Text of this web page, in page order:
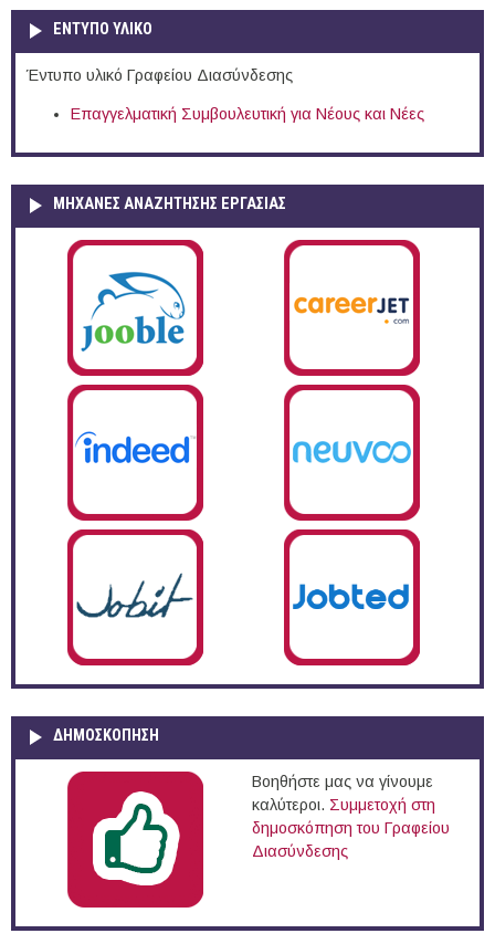
ΕΝΤΥΠΟ ΥΛΙΚΟ
Έντυπο υλικό Γραφείου Διασύνδεσης
Επαγγελματική Συμβουλευτική για Νέους και Νέες
ΜΗΧΑΝΕΣ ΑΝΑΖΗΤΗΣΗΣ ΕΡΓΑΣΙΑΣ
ΔΗΜΟΣΚΌΠΗΣΗ
Βοηθήστε μας να γίνουμε
καλύτεροι. Συμμετοχή στη
δημοσκόπηση του Γραφείου
Διασύνδεσης